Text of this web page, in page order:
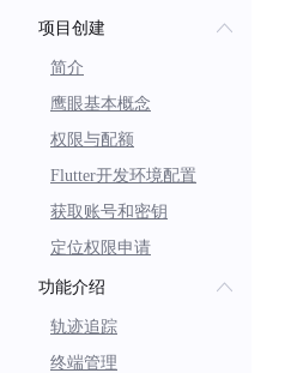
项目创建
简介
鹰眼基本概念
权限与配额
Flutter开发环境配置
获取账号和密钥
定位权限申请
功能介绍
轨迹追踪
终端管理